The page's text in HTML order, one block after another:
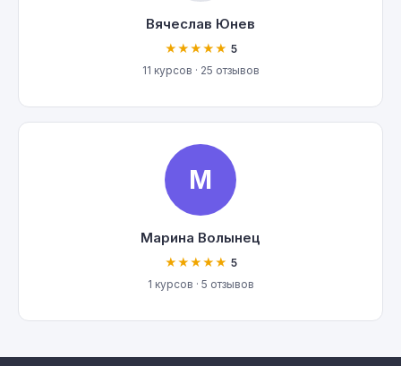
Вячеслав Юнев
★★★★★ 5
11 курсов · 25 отзывов
М
Марина Волынец
★★★★★ 5
1 курсов · 5 отзывов